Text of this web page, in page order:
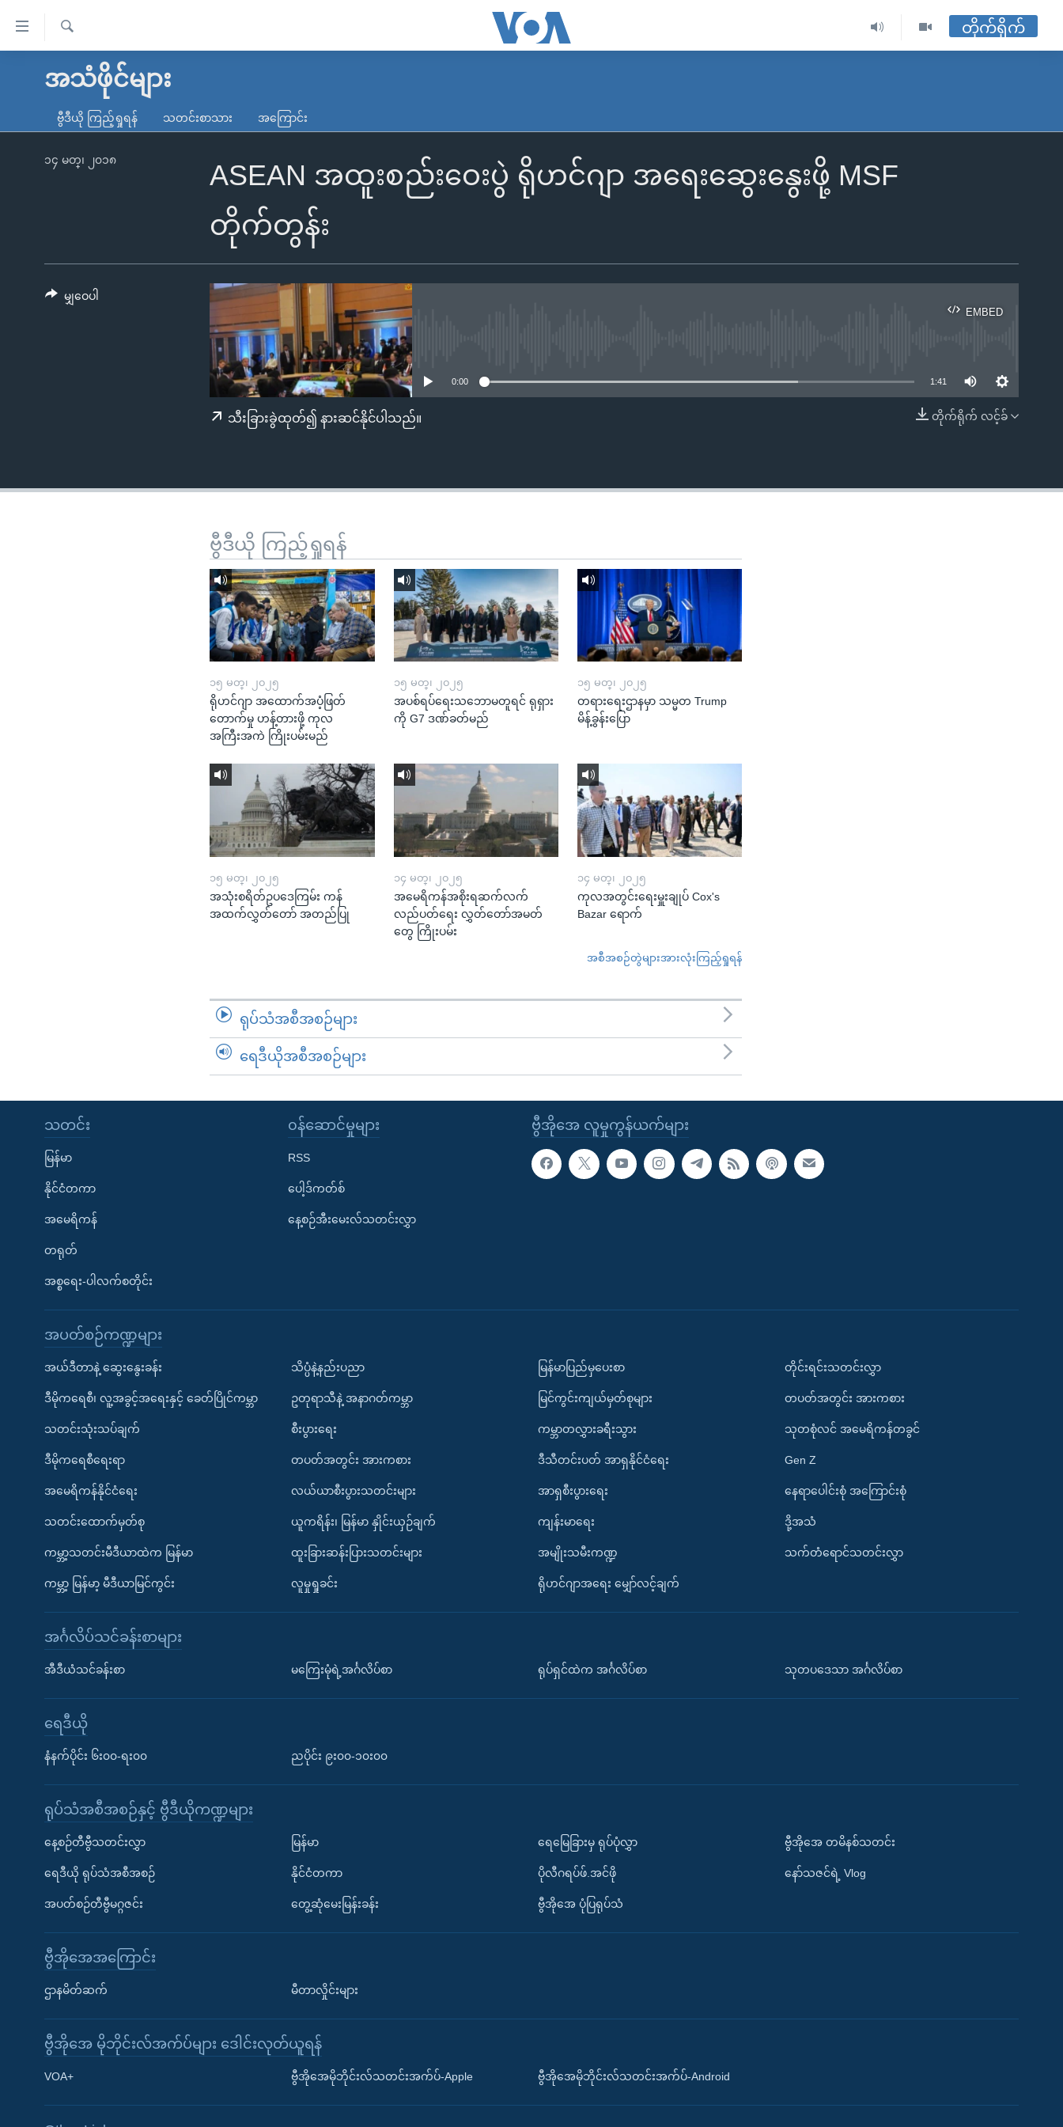
လွယ်ကူ
သည့်
ရန်
မူလစာမျက်နှာ
ကမ္ဘာ့သတင်းများ
နိုင်ငံတကာ
မကြေးမုံရဲ့ အင်္ဂလိပ်စာ
ရေဒီယို
ရေဒီယိုနှင့်ရုပ်သံ အချက်အလက်များ
Learning English
ရ
တိုက်ရိုက်
အသံဖိုင်များ
ဗွီဒီယို ကြည့်ရှုရန် သတင်းစာသား အကြောင်း
ASEAN အထူးစည်းဝေးပွဲ ရိုဟင်ဂျာ အရေးဆွေးနွေးဖို့ MSF
တိုက်တွန်း
၁၄ မတ္၊ ၂၀၁၈
EMBED
EMBED
0:00 1:41
တိုက်ရိုက် လင့်ခ်
သီးခြားခွဲထုတ်၍ နားဆင်နိုင်ပါသည်။
မျှဝေပါ
ဗွီဒီယို ကြည့်ရှုရန်
၁၅ မတ္၊ ၂၀၂၅
ရိုဟင်ဂျာ အထောက်အပံ့ဖြတ်
တောက်မှု ဟန့်တားဖို့ ကုလ
အကြီးအကဲ ကြိုးပမ်းမည်
၁၅ မတ္၊ ၂၀၂၅
အပစ်ရပ်ရေးသဘောမတူရင် ရုရှား
ကို G7 ဒဏ်ခတ်မည်
၁၅ မတ္၊ ၂၀၂၅
တရားရေးဌာနမှာ သမ္မတ Trump
မိန့်ခွန်းပြော
၁၅ မတ္၊ ၂၀၂၅
အသုံးစရိတ်ဥပဒေကြမ်း ကန်
အထက်လွှတ်တော် အတည်ပြု
၁၄ မတ္၊ ၂၀၂၅
အမေရိကန်အစိုးရဆက်လက်
လည်ပတ်ရေး လွှတ်တော်အမတ်
တွေ ကြိုးပမ်း
၁၄ မတ္၊ ၂၀၂၅
ကုလအတွင်းရေးမှူးချုပ် Cox's
Bazar ရောက်
အစီအစဉ်တွဲများအားလုံးကြည့်ရှုရန်
ရုပ်သံအစီအစဉ်များ
ရေဒီယိုအစီအစဉ်များ
ဗွီအိုအေ လူမှုကွန်ယက်များ
သတင်း
မြန်မာ
နိုင်ငံတကာ
အမေရိကန်
တရုတ်
အစ္စရေး-ပါလက်စတိုင်း
၀န်ဆောင်မှုများ
RSS
ပေါ့ဒ်ကတ်စ်
နေ့စဉ်အီးမေးလ်သတင်းလွှာ
အပတ်စဉ်ကဏ္ဍများ
အယ်ဒီတာနဲ့ ဆွေးနွေးခန်း
ဒီမိုကရေစီ၊ လူ့အခွင့်အရေးနှင့် ခေတ်ပြိုင်ကမ္ဘာ
သတင်းသုံးသပ်ချက်
ဒီမိုကရေစီရေးရာ
အမေရိကန်နိုင်ငံရေး
သတင်းထောက်မှတ်စု
ကမ္ဘာ့သတင်းမီဒီယာထဲက မြန်မာ
ကမ္ဘာ့ မြန်မာ့ မီဒီယာမြင်ကွင်း
သိပ္ပံနဲ့နည်းပညာ
ဥတုရာသီနဲ့ အနာဂတ်ကမ္ဘာ
စီးပွားရေး
တပတ်အတွင်း အားကစား
လယ်ယာစီးပွားသတင်းများ
ယူကရိန်း၊ မြန်မာ နှိုင်းယှဉ်ချက်
ထူးခြားဆန်းပြားသတင်းများ
လူမှုရှုခင်း
မြန်မာပြည်မှပေးစာ
မြင်ကွင်းကျယ်မှတ်စုများ
ကမ္ဘာတလွှားခရီးသွား
ဒီသီတင်းပတ် အာရှနိုင်ငံရေး
အာရှစီးပွားရေး
ကျန်းမာရေး
အမျိုးသမီးကဏ္ဍ
ရိုဟင်ဂျာအရေး မျှော်လင့်ချက်
တိုင်းရင်းသတင်းလွှာ
တပတ်အတွင်း အားကစား
သုတစုံလင် အမေရိကန်တခွင်
Gen Z
နေရာပေါင်းစုံ အကြောင်းစုံ
ဒို့အသံ
သက်တံရောင်သတင်းလွှာ
အင်္ဂလိပ်သင်ခန်းစာများ
အီဒီယံသင်ခန်းစာ မကြေးမုံရဲ့အင်္ဂလိပ်စာ ရုပ်ရှင်ထဲက အင်္ဂလိပ်စာ သုတပဒေသာ အင်္ဂလိပ်စာ
ရေဒီယို
နံနက်ပိုင်း ၆း၀၀-ရး၀၀ ညပိုင်း ၉း၀၀-၁၀း၀၀
ရုပ်သံအစီအစဉ်နှင့် ဗွီဒီယိုကဏ္ဍများ
နေ့စဉ်တီဗွီသတင်းလွှာ
ရေဒီယို ရုပ်သံအစီအစဉ်
အပတ်စဉ်တီဗွီမဂ္ဂဇင်း
မြန်မာ
နိုင်ငံတကာ
တွေ့ဆုံမေးမြန်းခန်း
ရေမြေခြားမှ ရုပ်ပုံလွှာ
ပိုလီဂရပ်ဖ်.အင်ဖို
ဗွီအိုအေ ပုံပြရုပ်သံ
ဗွီအိုအေ တမိနစ်သတင်း
နော်သဇင်ရဲ့ Vlog
ဗွီအိုအေအကြောင်း
ဌာနမိတ်ဆက် မီတာလှိုင်းများ
ဗွီအိုအေ မိုဘိုင်းလ်အက်ပ်များ ဒေါင်းလုတ်ယူရန်
VOA+ ဗွီအိုအေမိုဘိုင်းလ်သတင်းအက်ပ်-Apple ဗွီအိုအေမိုဘိုင်းလ်သတင်းအက်ပ်-Android